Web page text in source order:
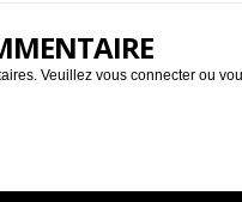
Veuillez vous connecter ou